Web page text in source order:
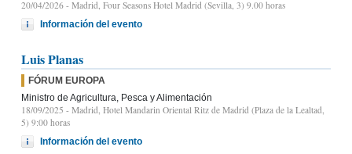
20/04/2026 - Madrid, Four Seasons Hotel Madrid (Sevilla, 3) 9.00 horas
Información del evento
Luis Planas
FÓRUM EUROPA
Ministro de Agricultura, Pesca y Alimentación
18/09/2025 - Madrid, Hotel Mandarin Oriental Ritz de Madrid (Plaza de la Lealtad,
5) 9:00 horas
Información del evento